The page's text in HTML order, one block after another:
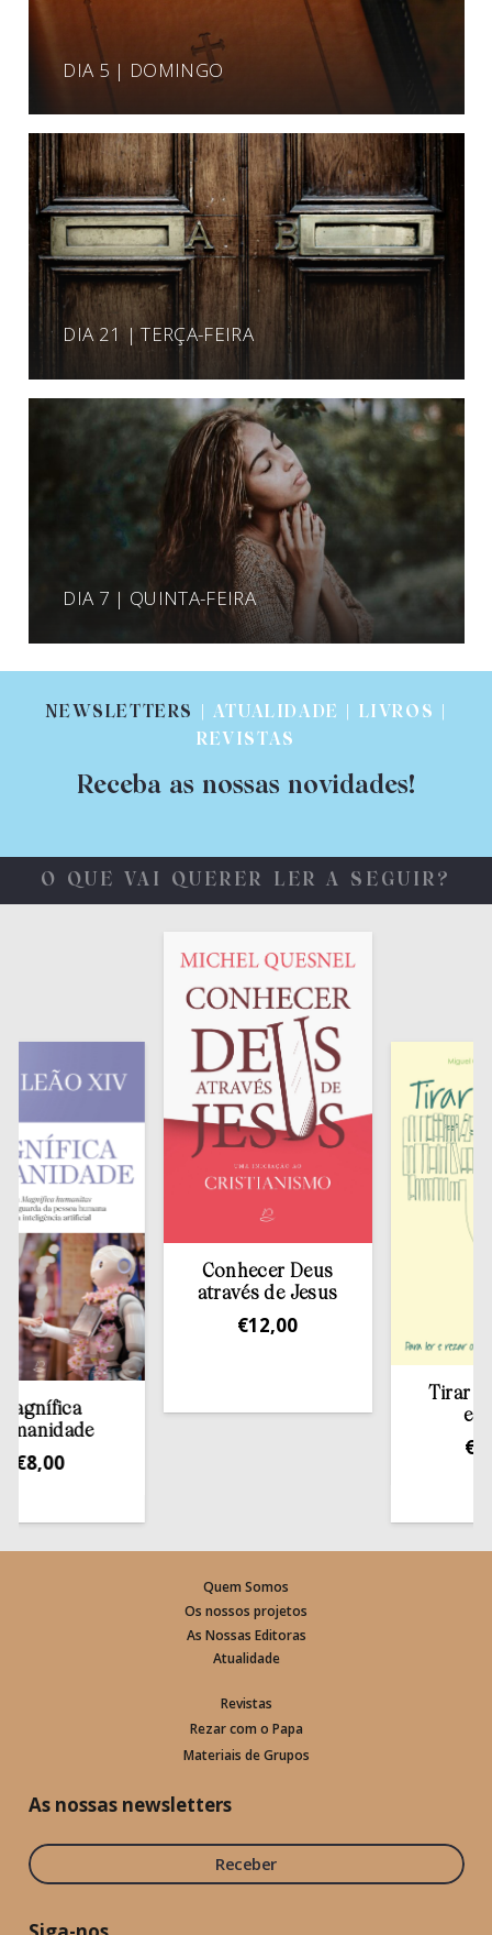
DIA 5 | DOMINGO
DIA 21 | TERÇA-FEIRA
DIA 7 | QUINTA-FEIRA
NEWSLETTERS
| ATUALIDADE | LIVROS |
REVISTAS
Receba as nossas novidades!
O QUE VAI QUERER LER A SEGUIR?
Conhecer Deus
através de Jesus
12,00
Tirar a
estante
13,50
Quem Somos
Os nossos projetos
As Nossas Editoras
Atualidade
Revistas
Rezar com o Papa
Materiais de Grupos
As nossas newsletters
Receber